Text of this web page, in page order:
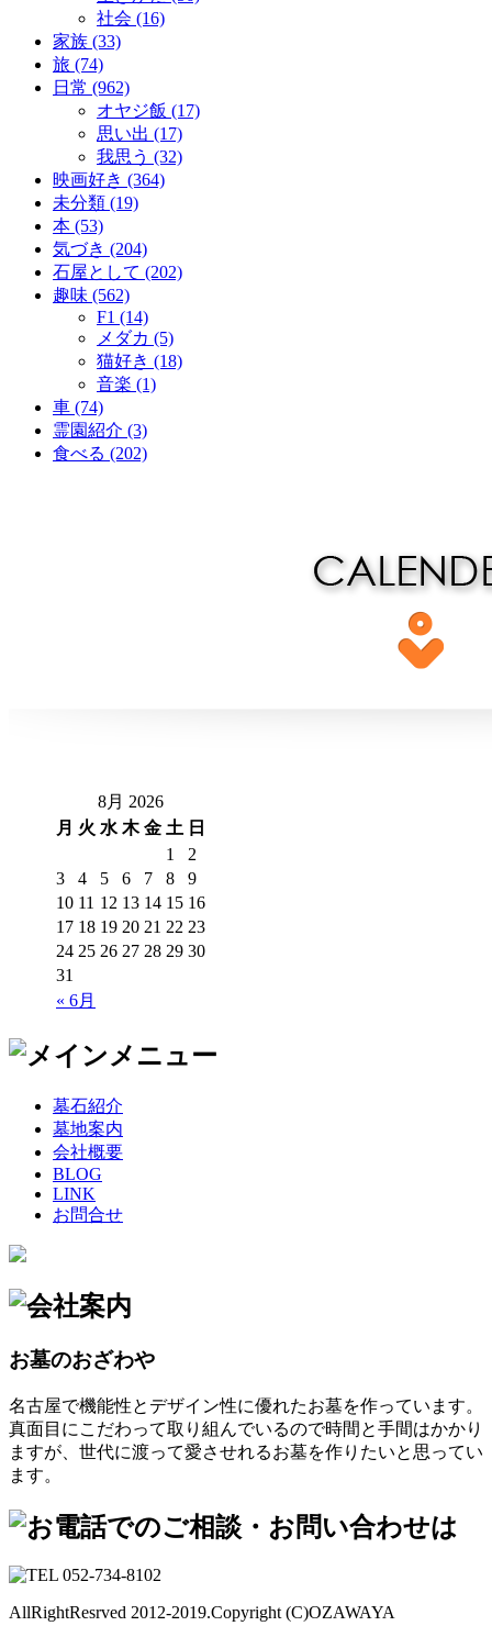
社会 (16)
家族 (33)
旅 (74)
日常 (962)
オヤジ飯 (17)
思い出 (17)
我思う (32)
映画好き (364)
未分類 (19)
本 (53)
気づき (204)
石屋として (202)
趣味 (562)
F1 (14)
メダカ (5)
猫好き (18)
音楽 (1)
車 (74)
霊園紹介 (3)
食べる (202)
8月 2026
月 火 水 木 金 土 日
« 6月
1
2
3
4 5 6 7 8
9
10 11 12 13 14 15 16
17 18 19 20 21 22 23
24 25 26 27 28 29 30
31
墓石紹介
墓地案内
会社概要
BLOG
LINK
お問合せ
お墓のおざわや
名古屋で機能性とデザイン性に優れたお墓を作っています。
真面目にこだわって取り組んでいるので時間と手間はかかり
ますが、世代に渡って愛させれるお墓を作りたいと思ってい
ます。
AllRightResrved 2012-2019.Copyright (C)OZAWAYA